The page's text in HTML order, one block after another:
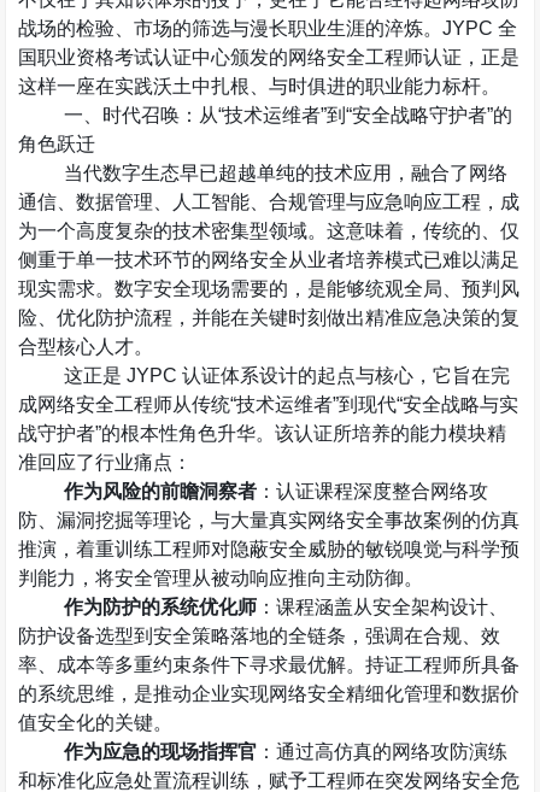
战场的检验、市场的筛选与漫长职业生涯的淬炼。JYPC全
国职业资格考试认证中心颁发的网络安全工程师认证，正是
这样一座在实践沃土中扎根、与时俱进的职业能力标杆。
一、时代召唤：从“技术运维者”到 “安全战略守护者”的
角色跃迁
当代数字生态早已超越单纯的技术应用，融合了网络
通信、数据管理、人工智能、合规管理与应急响应工程，成
为一个高度复杂的技术密集型领域。这意味着，传统的、仅
侧重于单一技术环节的网络安全从业者培养模式已难以满足
现实需求。数字安全现场需要的，是能够统观全局、预判风
险、优化防护流程，并能在关键时刻做出精准应急决策的复
合型核心人才。
这正是 JYPC 认证体系设计的起点与核心，它旨在完
成网络安全工程师从传统“技术运维者”到现代“安全战略与实
战守护者”的根本性角色升华。该认证所培养的能力模块精
准回应了行业痛点：
作为风险的前瞻洞察者：认证课程深度整合网络攻
防、漏洞挖掘等理论，与大量真实网络安全事故案例的仿真
推演，着重训练工程师对隐蔽安全威胁的敏锐嗅觉与科学预
判能力，将安全管理从被动响应推向主动防御。
作为防护的系统优化师：课程涵盖从安全架构设计、
防护设备选型到安全策略落地的全链条，强调在合规、效
率、成本等多重约束条件下寻求最优解。持证工程师所具备
的系统思维，是推动企业实现网络安全精细化管理和数据价
值安全化的关键。
作为应急的现场指挥官：通过高仿真的网络攻防演练
和标准化应急处置流程训练，赋予工程师在突发网络安全危